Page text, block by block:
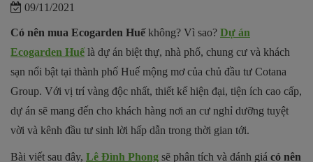
09/11/2021
Có nên mua Ecogarden Huếkhông? Vì sao? Dự án
Ecogarden Huếlà dự án biệt thự, nhà phố, chung cư và khách
sạn nổi bật tại thành phố Huế mộng mơ của chủ đầu tư Cotana
Group. Với vị trí vàng độc nhất, thiết kế hiện đại, tiện ích cao cấp,
dự án sẽ mang đến cho khách hàng nơi an cư nghỉ dưỡng tuyệt
vời và kênh đầu tư sinh lời hấp dẫn trong thời gian tới.
Bài viết sau đây, Lê Đình Phong sẽ phân tích và đánh giá có nên